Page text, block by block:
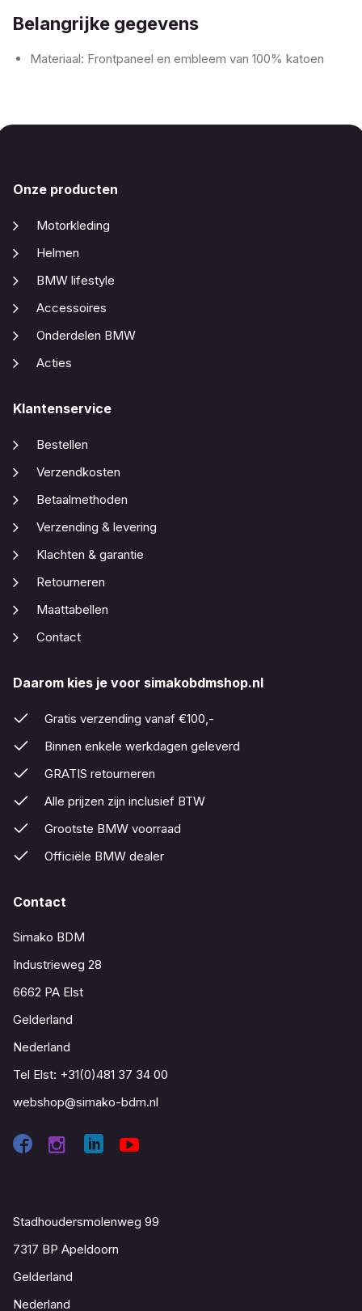
Belangrijke gegevens
Materiaal: Frontpaneel en embleem van 100% katoen
Onze producten
Motorkleding
Helmen
BMW lifestyle
Accessoires
Onderdelen BMW
Acties
Klantenservice
Bestellen
Verzendkosten
Betaalmethoden
Verzending & levering
Klachten & garantie
Retourneren
Maattabellen
Contact
Daarom kies je voor simakobdmshop.nl
Gratis verzending vanaf €100,-
Binnen enkele werkdagen geleverd
GRATIS retourneren
Alle prijzen zijn inclusief BTW
Grootste BMW voorraad
Officiële BMW dealer
Contact
Simako BDM
Industrieweg 28
6662 PA Elst
Gelderland
Nederland
Tel Elst: +31(0)481 37 34 00
webshop@simako-bdm.nl
Stadhoudersmolenweg 99
7317 BP Apeldoorn
Gelderland
Nederland